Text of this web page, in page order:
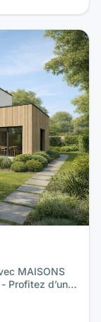
MAISONS
Profitez d’un